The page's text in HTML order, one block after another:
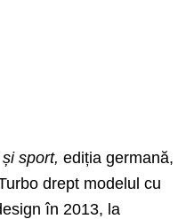
sport, ediția germană,
drept modelul cu
în 2013, la